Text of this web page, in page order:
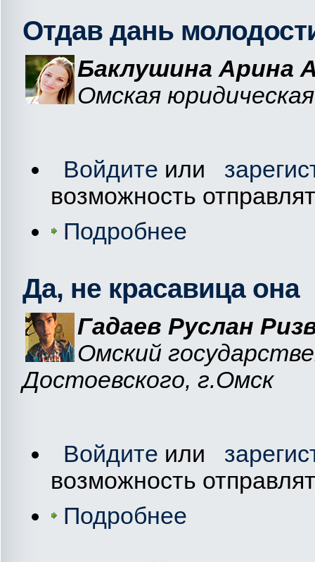
Отдав дань
Баклушина Арина
Омская
Войдите или
возможность
Подробнее
Да, не красавица она
Гадаев Руслан
Омский
Достоевского, г.Омск
Войдите или
возможность
Подробнее